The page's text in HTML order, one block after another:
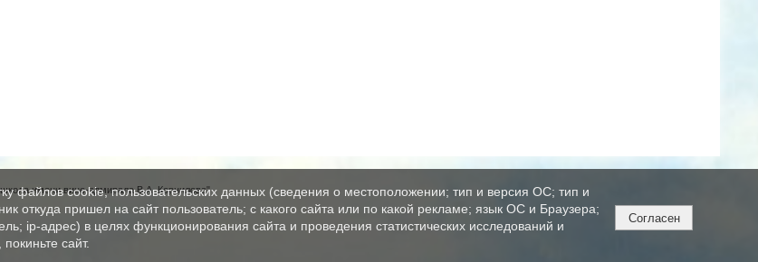
имени вице-адмирала В.А. Корнилова"
файлов cookie, пользовательских данных (сведения о местоположении; тип и версия ОС; тип и
откуда пришел на сайт пользователь; с какого сайта или по какой рекламе; язык ОС и Браузера;
ip-адрес) в целях функционирования сайта и проведения статистических исследований и
сайт.
Согласен